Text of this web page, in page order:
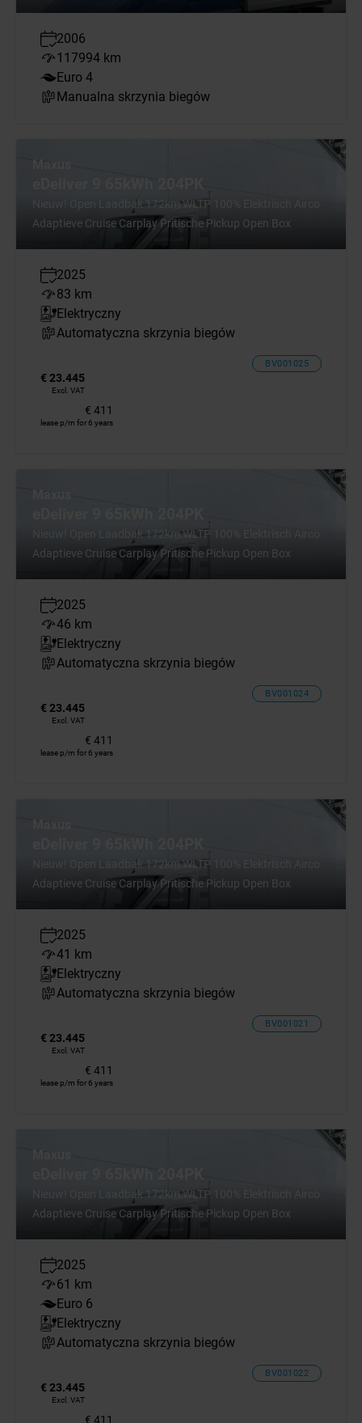
2006
117994 km
Euro 4
Manualna skrzynia biegów
Maxus
Nieuw! Open Laadbak 172km WLTP 100% Elektrisch Airco
Adaptieve Cruise Carplay Pritische Pickup Open Box
2025
83 km
Elektryczny
Automatyczna skrzynia biegów
BV001025
€ 23.445
Excl. VAT
€ 411
lease p/m for 6 years
Maxus
Nieuw! Open Laadbak 172km WLTP 100% Elektrisch Airco
Adaptieve Cruise Carplay Pritische Pickup Open Box
2025
46 km
Elektryczny
Automatyczna skrzynia biegów
BV001024
€ 23.445
Excl. VAT
€ 411
lease p/m for 6 years
Maxus
Nieuw! Open Laadbak 172km WLTP 100% Elektrisch Airco
Adaptieve Cruise Carplay Pritische Pickup Open Box
2025
41 km
Elektryczny
Automatyczna skrzynia biegów
BV001021
€ 23.445
Excl. VAT
€ 411
lease p/m for 6 years
Maxus
Nieuw! Open Laadbak 172km WLTP 100% Elektrisch Airco
Adaptieve Cruise Carplay Pritische Pickup Open Box
2025
61 km
Euro 6
Elektryczny
Automatyczna skrzynia biegów
BV001022
€ 23.445
Excl. VAT
€ 411